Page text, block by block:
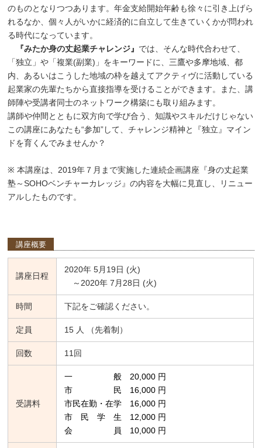
のものとなりつつあります。年金支給開始年齢も徐々に引き上げら
れるなか、個々人がいかに経済的に自立して生きていくかが問われ
る時代になっています。
『みたか身の丈起業チャレンジ』 では、そんな時代合わせて、
「独立」や「複業(副業)」をキーワードに、三鷹や多摩地域、都
内、あるいはこうした地域の枠を越えてアクティヴに活動している
起業家の先輩たちから直接指導を受けることができます。また、講
師陣や受講者同士のネットワーク構築にも取り組みます。
講師や仲間とともに双方向で学び合う、知識やスキルだけじゃない
この講座にあなたも“参加”して、チャレンジ精神と『独立』マイン
ドを育くんでみませんか？
※ 本講座は、2019年７月まで実施した連続企画講座『身の丈起業
塾～SOHOベンチャーカレッジ』の内容を大幅に見直し、リニュー
アルしたものです。
講座概要
講座日程
2020年 5月19日 (火)
～2020年 7月28日 (火)
時間 下記をご確認ください。
定員 15 人 （先着制）
回数 11回
受講料
一 般 20,000 円
市 民 16,000 円
市民在勤・在学 16,000 円
市 民 学 生 12,000 円
会 員 10,000 円